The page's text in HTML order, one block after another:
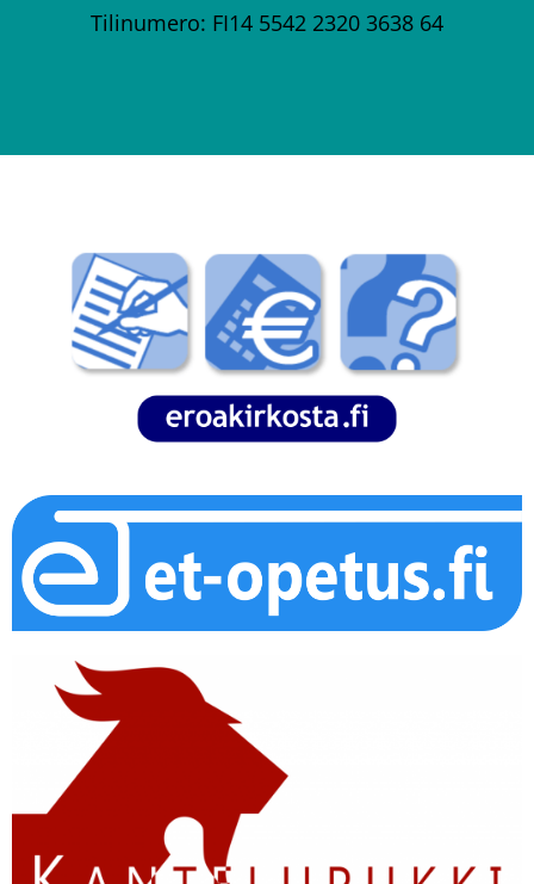
Tilinumero: FI14 5542 2320 3638 64